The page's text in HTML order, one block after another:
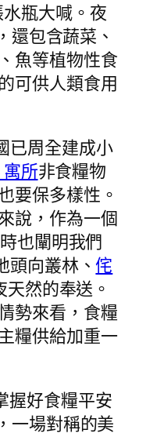
瓶大喊。夜
還包含蔬菜、
魚等植物性食
可供人類食用
已周全建成小
寓所非食糧物
要保多樣性。
說，作為一個
也闡明我們
頭向叢林、侘
然的奉送。
勢來看，食糧
糧供給加重一
握好食糧平安
一場對稱的美